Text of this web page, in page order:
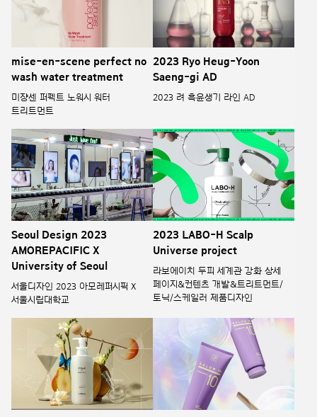
mise-en-scene perfect no
wash water treatment
미쟝센 퍼펙트 노워시 워터
트리트먼트
2023 Ryo Heug-Yoon
Saeng-gi AD
2023 려 흑윤생기 라인 AD
Seoul Design 2023
AMOREPACIFIC X
University of Seoul
서울디자인 2023 아모레퍼시픽 X
서울시립대학교
2023 LABO-H Scalp
Universe project
라보에이치 두피 세계관 강화 상세
페이지&컨텐츠 개발&트리트먼트/
토닉/스케일러 제품디자인